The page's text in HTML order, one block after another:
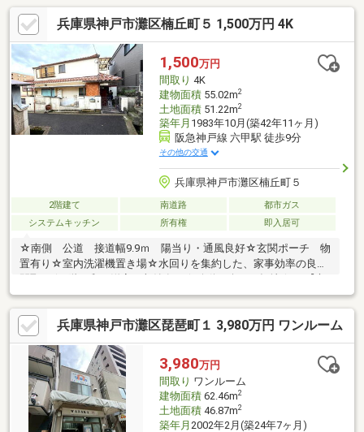
ださい♪
兵庫県神戸市灘区楠丘町５ 1,500万円 4K
1,500万円
間取り 4K
建物面積55.02m2
土地面積51.22m2
築年月 1983年10月(築42年11ヶ月)
阪急神戸線 六甲駅 徒歩9分
その他の交通
兵庫県神戸市灘区楠丘町５
2階建て 南道路
都市ガス
システムキッチン
所有権 即入居可
☆南側 公道 接道幅9.9ｍ 陽当り・通風良好☆玄関ポーチ 物
置有り☆室内洗濯機置き場☆水回りを集約した、家事効率の良い
甲道】 徒歩10分☆徒歩5分 【楠丘町５丁目】バス停☆南向
き 陽当り・通風良好☆リフォームやリノベーションを楽しめま
す◇阪急オアシス六甲店 徒歩9分◇セブンイレブン 徒歩5分◇
神戸市立高羽小学校 徒歩9分◇神戸市立鷹匠中学校 徒歩5分▼
諸費用のローンも可能▼～住宅ローン無料相談会～ ネット銀
行・地銀等、あらゆる銀行に精通した ローンアドバイザーが担
当させていただきます。
兵庫県神戸市灘区琵琶町１ 3,980万円 ワンルーム
3,980万円
間取り ワンルーム
建物面積62.46m2
土地面積46.87m2
築年月 2002年2月(築24年7ヶ月)